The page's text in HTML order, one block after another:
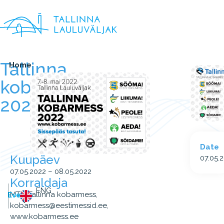
Home
Events ENG
Tallinna
kobarmess
2022
Kuupäev
07.05.2022 – 08.05.2022
Korraldaja
MTÜ Tallinna kobarmess,
kobarmess@eestimessid.ee,
www.kobarmess.ee
Date